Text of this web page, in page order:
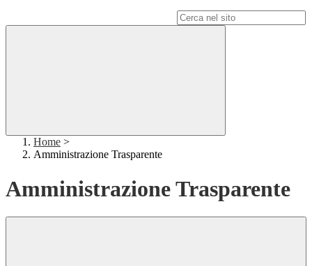
Home >
Amministrazione Trasparente
Amministrazione Trasparente